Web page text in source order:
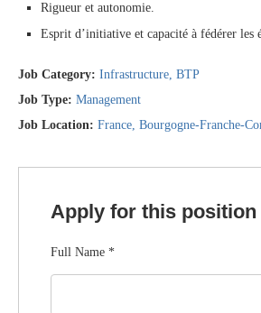
Rigueur et autonomie.
Esprit d’initiative et capacité à fédérer les
Job Category: Infrastructure BTP
Job Type: Management
Job Location: France Bourgogne-Franche-
Apply for this position
Full Name *